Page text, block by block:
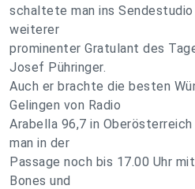
schaltete man ins
weiterer
prominenter Gratulant des
Josef Pühringer.
Auch er brachte die besten
Gelingen von Radio
Arabella 96,7 in
man in der
Passage noch bis 17.00 Uhr
Bones und